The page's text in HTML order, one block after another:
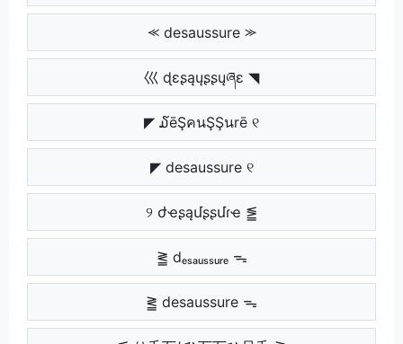
⪻ desaussure ⪼
巛 ɖɛʂąųʂʂųཞɛ ◥
◤ ໓ēŞคนŞŞนrē ୧
◤ desaussure ୧
୨ ժҽʂąմʂʂմɾҽ ⪑
⪒ dₑₛₐᵤₛₛᵤᵣₑ ᯓ
⪒ desaussure ᯓ